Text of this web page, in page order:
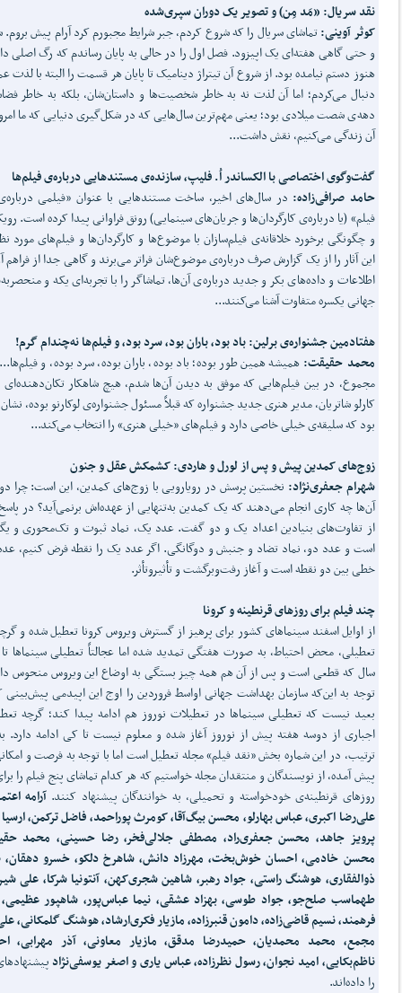
نقد سریال: «مَد مِن) و تصویر یک دوران سپری‌شده
کوثر آوینی:تماشای سریال را که شروع کردم، جبر شرایط مجبورم کرد آرام پیش
و حتی گاهی هفته‌ای یک اپیزود. فصل اول را در حالی به پایان رساندم که رگ اصلی
هنوز دستم نیامده بود. از شروع آن تیتراژ دینامیک تا پایان هر قسمت را البته با لذت
دنبال می‌کردم؛ اما آن لذت نه به خاطر شخصیت‌ها و داستان‌شان، بلکه به خاطر
دهه‌ی شصت میلادی بود؛ یعنی مهم‌ترین سال‌هایی که در شکل‌گیری دنیایی که ما
آن زندگی می‌کنیم، نقش داشت...
گفت‌وگوی اختصاصی با الکساندر اُ. فلیپ، سازنده‌ی مستندهایی درباره‌ی فیلم‌ها
حامد صرافی‌زاده: در سال‌های اخیر، ساخت مستندهایی با عنوان «فیلمی
فیلم» (یا درباره‌ی کارگردان‌ها و جریان‌های سینمایی) رونق فراوانی پیدا کرده است.
و چگونگی برخورد خلاقانه‌ی فیلم‌سازان با موضوع‌ها و کارگردان‌ها و فیلم‌های مورد
این آثار را از یک گزارش صرف درباره‌ی موضوع‌شان فراتر می‌برند و گاهی جدا از فراهم
اطلاعات و داده‌های بکر و جدید درباره‌ی آن‌ها، تماشاگر را با تجربه‌ای یکه و
جهانی یکسره متفاوت آشنا می‌کنند...
هفتادمین جشنواره‌ی برلین: باد بود، باران بود، سرد بود، و فیلم‌ها نه‌چندام گرم!
محمد حقیقت: همیشه همین طور بوده؛ باد بوده، باران بوده، سرد بوده، و
مجموع، در بین فیلم‌هایی که موفق به دیدن آن‌ها شدم، هیچ شاهکار تکان‌دهنده‌ای
کارلو شاتریان، مدیر هنری جدید جشنواره که قبلاً مسئول جشنواره‌ی لوکارنو بوده،
بود که سلیقه‌ی خیلی خاصی دارد و فیلم‌های «خیلی هنری» را انتخاب می‌کند...
زوج‌های کمدین پیش و پس از لورل و هاردی: کشمکش عقل و جنون
شهرام جعفری‌نژاد: نخستین پرسش در رویارویی با زوج‌های کمدین، این است: چرا
آن‌ها چه کاری انجام می‌دهند که یک کمدین به‌تنهایی از عهده‌اش برنمی‌آید؟ در
از تفاوت‌های بنیادین اعداد یک و دو گفت. عدد یک، نماد ثبوت و تک‌محوری و
است و عدد دو، نماد تضاد و جنبش و دوگانگی. اگر عدد یک را نقطه فرض کنیم،
خطی بین دو نقطه است و آغاز رفت‌وبرگشت و تأثیروتأثر.
چند فیلم برای روزهای قرنطینه و کرونا
از اوایل اسفند سینماهای کشور برای پرهیز از گسترش ویروس کرونا تعطیل شده و
تعطیلی، محض احتیاط، به صورت هفتگی تمدید شده اما عجالتاً تعطیلی سینماها تا
سال که قطعی است و پس از آن هم همه چیز بستگی به اوضاع این ویروس منحوس
توجه به این‌که سازمان بهداشت جهانی اواسط فروردین را اوج این اپیدمی پیش‌بینی
بعید نیست که تعطیلی سینماها در تعطیلات نوروز هم ادامه پیدا کند؛ گرچه
اجباری از دوسه هفته پیش از نوروز آغاز شده و معلوم نیست تا کی ادامه دارد.
ترتیب، در این شماره بخش «نقد فیلم» مجله تعطیل است اما با توجه به فرصت و
پیش آمده، از نویسندگان و منتقدان مجله خواستیم که هر کدام تماشای پنج فیلم را
روزهای قرنطینه‌ی خودخواسته و تحمیلی، به خوانندگان پیشنهاد کنند.آرامه
علی‌رضا اکبری، عباس بهارلو، محسن بیگ‌آقا، کومرث پوراحمد، فاضل ترکمن، ارسیا
پرویز جاهد، محسن جعفری‌راد، مصطفی جلالی‌فخر، رضا حسینی، محمد
محسن خادمی، احسان خوش‌بخت، مهرزاد دانش، شاهرخ دلکو، خسرو دهقان،
ذوالفقاری، هوشنگ راستی، جواد رهبر، شاهین شجری‌کهن، آنتونیا شرکا، علی
طهماسب صلح‌جو، جواد طوسی، بهزاد عشقی، نیما عباس‌پور، شاهپور
فرهمند، نسیم قاضی‌زاده، دامون قنبرزاده، مازیار فکری‌ارشاد، هوشنگ گلمکانی،
مجمع، محمد محمدیان، حمیدرضا مدقق، مازیار معاونی، آذر مهرابی،
ناظم‌بکایی، امید نجوان، رسول نظرزاده، عباس یاری و اصغر یوسفی‌نژاد
را داده‌اند.